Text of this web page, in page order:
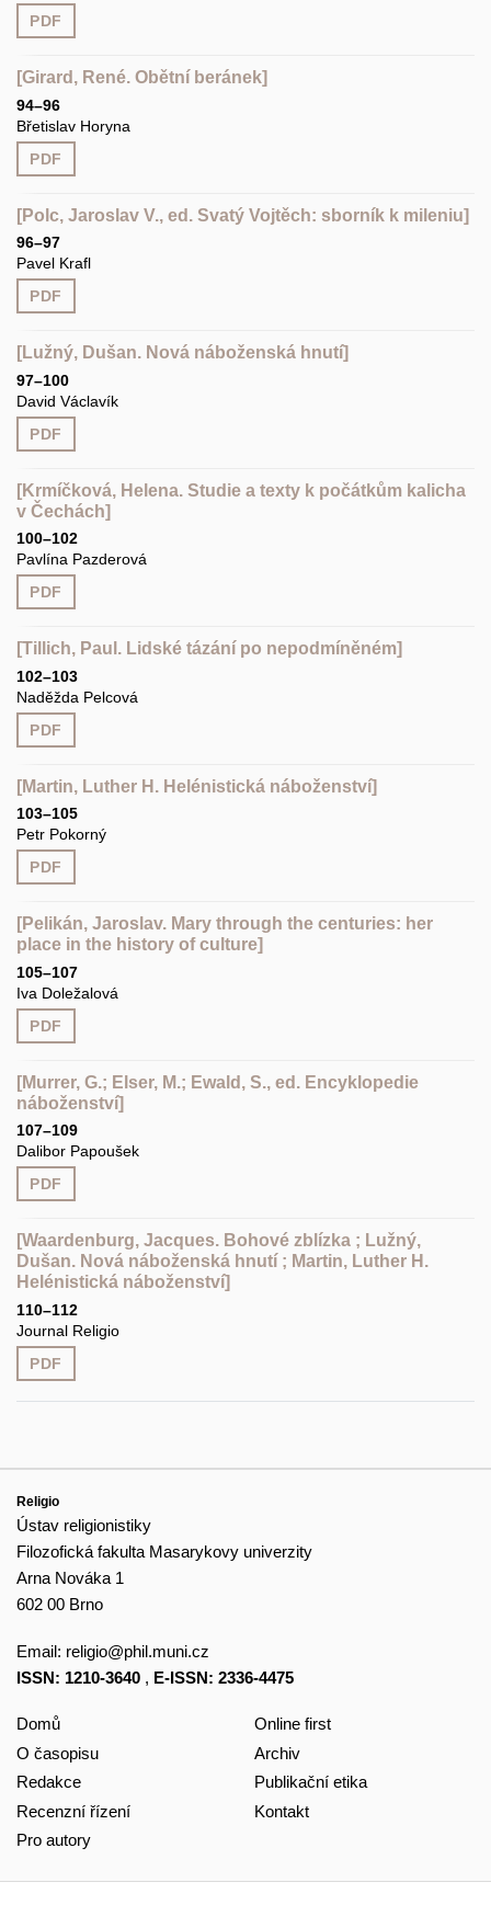
PDF
[Girard, René. Obětní beránek]
94–96
Břetislav Horyna
PDF
[Polc, Jaroslav V., ed. Svatý Vojtěch: sborník k mileniu]
96–97
Pavel Krafl
PDF
[Lužný, Dušan. Nová náboženská hnutí]
97–100
David Václavík
PDF
[Krmíčková, Helena. Studie a texty k počátkům kalicha
v Čechách]
100–102
Pavlína Pazderová
PDF
[Tillich, Paul. Lidské tázání po nepodmíněném]
102–103
Naděžda Pelcová
PDF
[Martin, Luther H. Helénistická náboženství]
103–105
Petr Pokorný
PDF
[Pelikán, Jaroslav. Mary through the centuries: her
place in the history of culture]
105–107
Iva Doležalová
PDF
[Murrer, G.; Elser, M.; Ewald, S., ed. Encyklopedie
náboženství]
107–109
Dalibor Papoušek
PDF
[Waardenburg, Jacques. Bohové zblízka ; Lužný,
Dušan. Nová náboženská hnutí ; Martin, Luther H.
Helénistická náboženství]
110–112
Journal Religio
PDF
Religio
Ústav religionistiky
Filozofická fakulta Masarykovy univerzity
Arna Nováka 1
602 00 Brno
Email: religio@phil.muni.cz
ISSN: 1210-3640 , E-ISSN: 2336-4475
Domů
O časopisu
Redakce
Recenzní řízení
Pro autory
Online first
Archiv
Publikační etika
Kontakt